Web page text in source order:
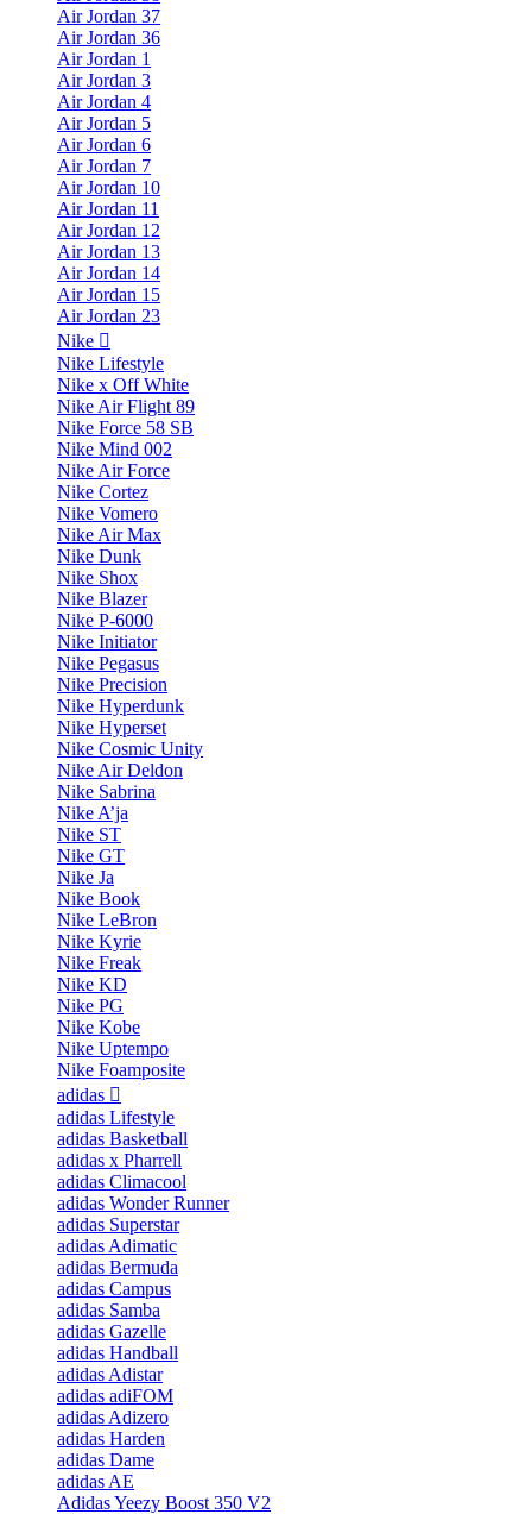
Air Jordan 37
Air Jordan 36
Air Jordan 1
Air Jordan 3
Air Jordan 4
Air Jordan 5
Air Jordan 6
Air Jordan 7
Air Jordan 10
Air Jordan 11
Air Jordan 12
Air Jordan 13
Air Jordan 14
Air Jordan 15
Air Jordan 23
Nike
Nike Lifestyle
Nike x Off White
Nike Air Flight 89
Nike Force 58 SB
Nike Mind 002
Nike Air Force
Nike Cortez
Nike Vomero
Nike Air Max
Nike Dunk
Nike Shox
Nike Blazer
Nike P-6000
Nike Initiator
Nike Pegasus
Nike Precision
Nike Hyperdunk
Nike Hyperset
Nike Cosmic Unity
Nike Air Deldon
Nike Sabrina
Nike A’ja
Nike ST
Nike GT
Nike Ja
Nike Book
Nike LeBron
Nike Kyrie
Nike Freak
Nike KD
Nike PG
Nike Kobe
Nike Uptempo
Nike Foamposite
adidas
adidas Lifestyle
adidas Basketball
adidas x Pharrell
adidas Climacool
adidas Wonder Runner
adidas Superstar
adidas Adimatic
adidas Bermuda
adidas Campus
adidas Samba
adidas Gazelle
adidas Handball
adidas Adistar
adidas adiFOM
adidas Adizero
adidas Harden
adidas Dame
adidas AE
Adidas Yeezy Boost 350 V2